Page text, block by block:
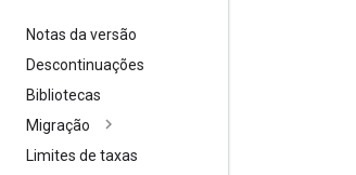
Notas da versão
Descontinuações
Bibliotecas
Migração
Limites de taxas